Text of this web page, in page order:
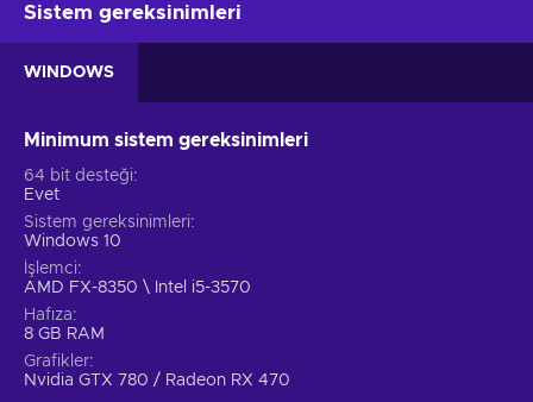
Sistem gereksinimleri
WINDOWS
Minimum sistem gereksinimleri
64 bit desteği
Evet
Sistem gereksinimleri
Windows 10
İşlemci
AMD FX-8350 \ Intel i5-3570
Hafıza
8 GB RAM
Grafikler
Nvidia GTX 780 / Radeon RX 470